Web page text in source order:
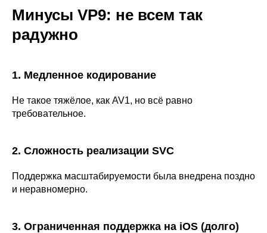
Минусы VP9: не всем так
радужно
1. Медленное кодирование
Не такое тяжёлое, как AV1, но всё равно
требовательное.
2. Сложность реализации SVC
Поддержка масштабируемости была внедрена поздно
и неравномерно.
3. Ограниченная поддержка на iOS (долго)